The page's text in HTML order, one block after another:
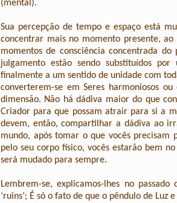
(mental).
Sua percepção de tempo e espaço está
concentrar mais no momento presente,
momentos de consciência concentrada
julgamento estão sendo substituídos
finalmente a um sentido de unidade com
converterem-se em Seres harmoniosos
dimensão. Não há dádiva maior do que
Criador para que possam atrair para si a
devem, então, compartilhar a dádiva ao
mundo, após tomar o que vocês precisam
pelo seu corpo físico, vocês estarão bem
será mudado para sempre.
Lembrem-se, explicamos-lhes no
‘ruins’; É só o fato de que o pêndulo de